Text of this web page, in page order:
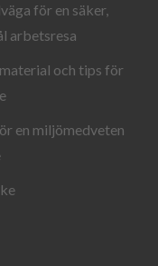
för en säker,
arbetsresa
och tips för
en miljömedveten